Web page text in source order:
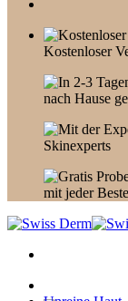
Kostenloser
nach Hause
Skinexperts
mit jeder